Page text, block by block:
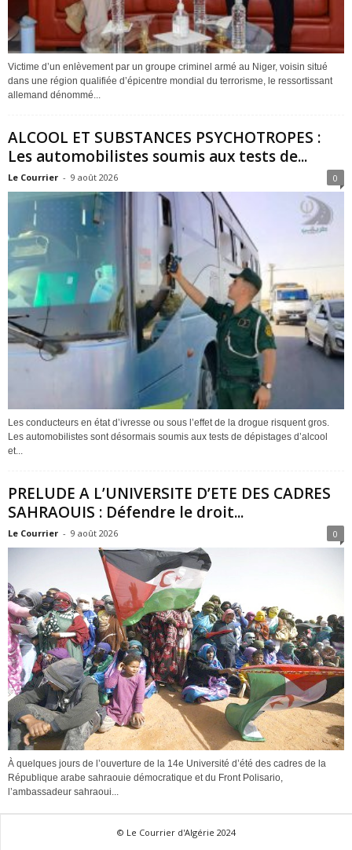
Victime d’un enlèvement par un groupe criminel armé au Niger, voisin situé
dans une région qualifiée d’épicentre mondial du terrorisme, le ressortissant
allemand dénommé...
ALCOOL ET SUBSTANCES PSYCHOTROPES :
Les automobilistes soumis aux tests de...
Le Courrier - 9 août 2026 0
Les conducteurs en état d’ivresse ou sous l’effet de la drogue risquent gros.
Les automobilistes sont désormais soumis aux tests de dépistages d’alcool
et...
PRELUDE A L’UNIVERSITE D’ETE DES CADRES
SAHRAOUIS : Défendre le droit...
Le Courrier - 9 août 2026 0
À quelques jours de l’ouverture de la 14e Université d’été des cadres de la
République arabe sahraouie démocratique et du Front Polisario,
l’ambassadeur sahraoui...
© Le Courrier d'Algérie 2024